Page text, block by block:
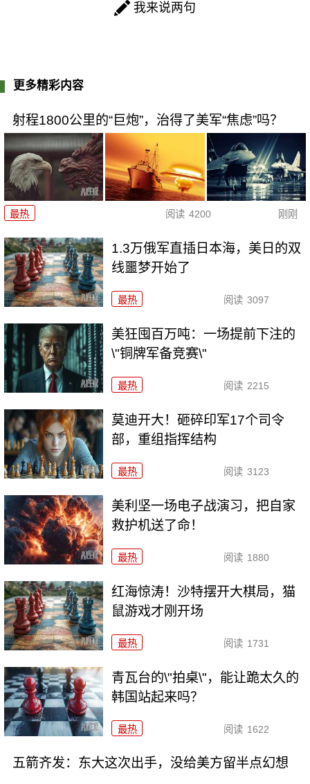
我来说两句
更多精彩内容
射程1800公里的“巨炮”，治得了美军“焦虑”吗？
最热 阅读 4200 刚刚
1.3万俄军直插日本海，美日的双
线噩梦开始了
最热 阅读 3097
美狂囤百万吨：一场提前下注的
\"铜牌军备竞赛\"
最热 阅读 2215
莫迪开大！砸碎印军17个司令
部，重组指挥结构
最热 阅读 3123
美利坚一场电子战演习，把自家
救护机送了命！
最热 阅读 1880
红海惊涛！沙特摆开大棋局，猫
鼠游戏才刚开场
最热 阅读 1731
青瓦台的\"拍桌\"，能让跪太久的
韩国站起来吗？
最热 阅读 1622
五箭齐发：东大这次出手，没给美方留半点幻想